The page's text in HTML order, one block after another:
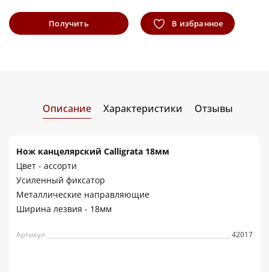
Получить В избранное
Описание Характеристики Отзывы
Нож канцелярский Calligrata 18мм
Цвет - ассорти
Усиленный фиксатор
Металлические направляющие
Ширина лезвия - 18мм
Артикул 42017